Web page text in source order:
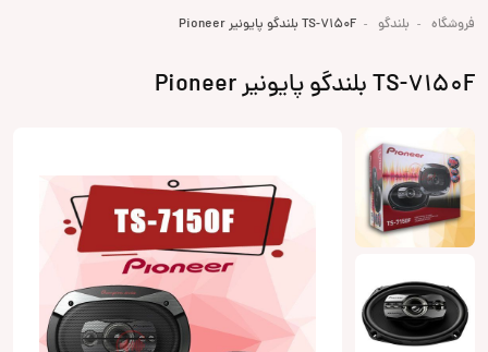
فروشگاه بلندگو TS-7150F بلندگو پایونیر Pioneer
TS-7150F بلندگو پایونیر Pioneer